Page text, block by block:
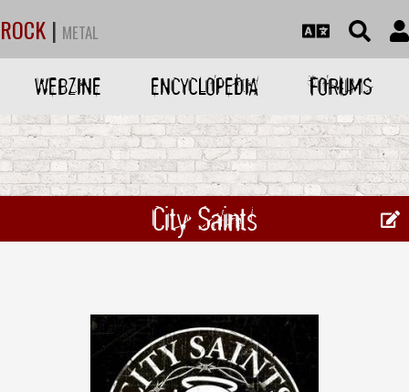
ROCK | METAL
WEBZINE ENCYCLOPEDIA FORUMS
City Saints